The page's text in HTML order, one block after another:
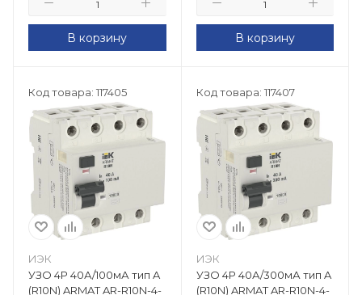
В корзину В корзину
Код товара: 117405
ИЭК
УЗО 4Р 40А/100мА тип A
(R10N) ARMAT AR-R10N-4-
Код товара: 117407
ИЭК
УЗО 4Р 40А/300мА тип A
(R10N) ARMAT AR-R10N-4-